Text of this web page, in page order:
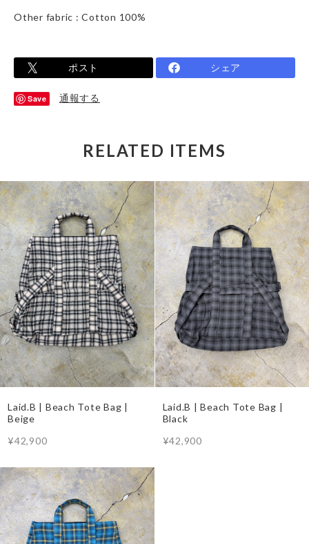
Other fabric : Cotton 100%
ポスト シェア
Save 通報する
RELATED ITEMS
Laid.B | Beach Tote Bag |
Beige
¥42,900
Laid.B | Beach Tote Bag |
Black
¥42,900